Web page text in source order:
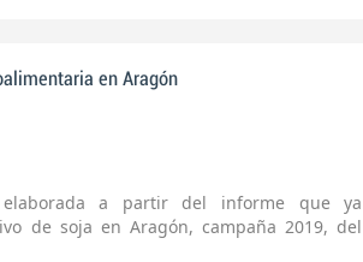
en Aragón
elaborada a partir del informe que ya
de soja en Aragón, campaña 2019, del